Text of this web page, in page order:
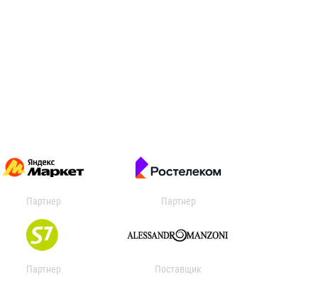
Партнер Партнер
Партнер Поставщик